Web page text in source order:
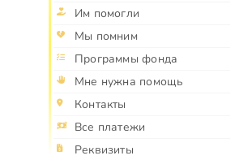
Им помогли
Мы помним
Программы фонда
Мне нужна помощь
Контакты
Все платежи
Реквизиты